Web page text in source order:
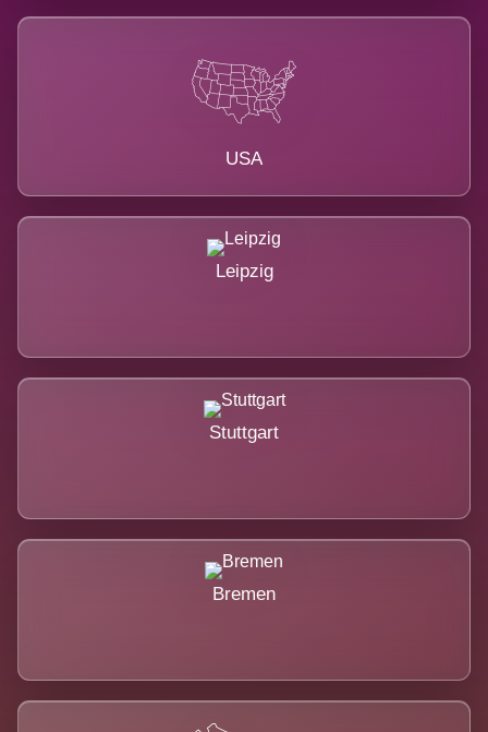
USA
Leipzig
Stuttgart
Bremen